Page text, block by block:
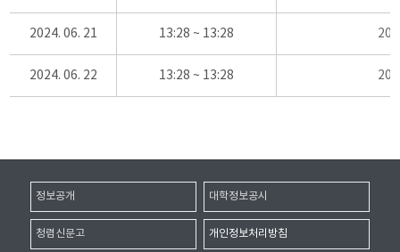
2024. 06. 21 13:28 ~ 13:28
2024. 06. 22 13:28 ~ 13:28
정보공개 대학정보공시
청렴신문고 개인정보처리방침